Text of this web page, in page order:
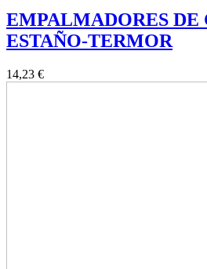
EMPALMADORES DE
ESTAÑO-TERMOR
14,23 €